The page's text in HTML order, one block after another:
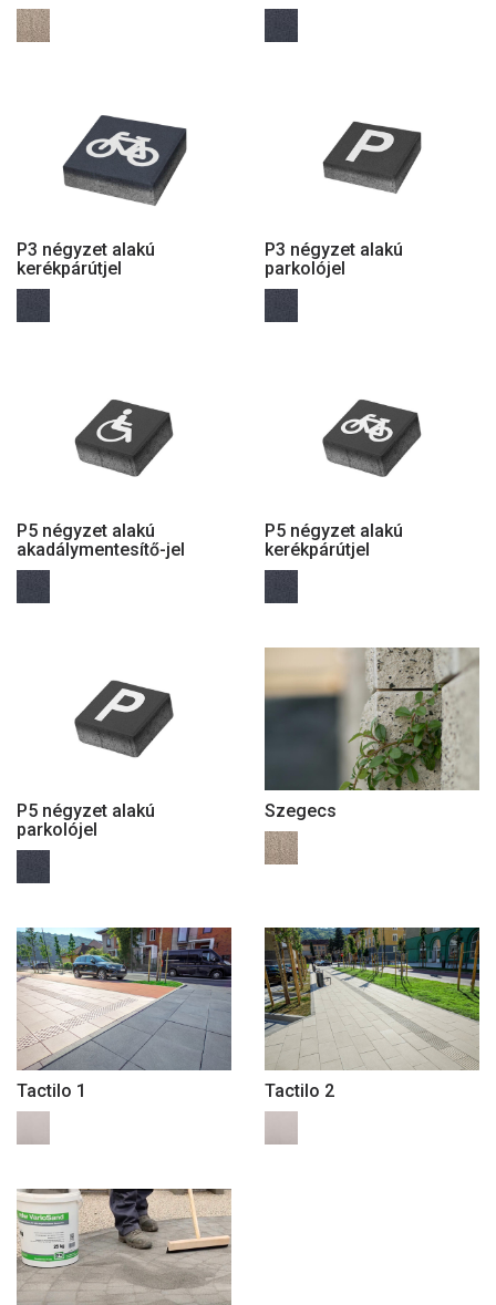
P3 négyzet alakú
kerékpárútjel
P3 négyzet alakú
parkolójel
P5 négyzet alakú
akadálymentesítő-jel
P5 négyzet alakú
kerékpárútjel
P5 négyzet alakú
parkolójel
Szegecs
Tactilo 1 Tactilo 2